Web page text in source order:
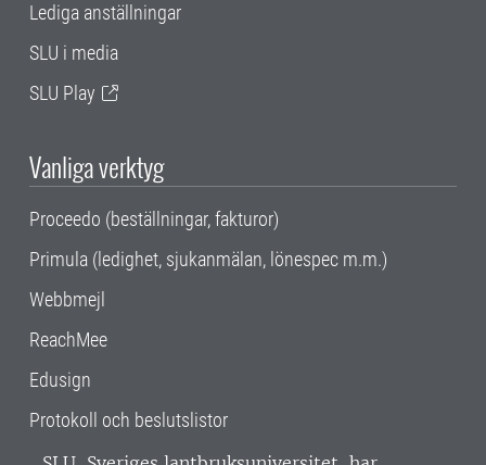
Lediga anställningar
SLU i media
SLU Play
Vanliga verktyg
Proceedo (beställningar, fakturor)
Primula (ledighet, sjukanmälan, lönespec m.m.)
Webbmejl
ReachMee
Edusign
Protokoll och beslutslistor